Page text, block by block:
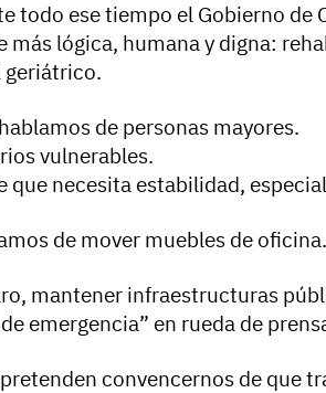
todo ese tiempo el Gobierno de
más lógica, humana y digna:
de personas mayores.
vulnerables.
que necesita estabilidad,
de mover muebles de oficina.
mantener infraestructuras
emergencia” en rueda de
convencernos de que